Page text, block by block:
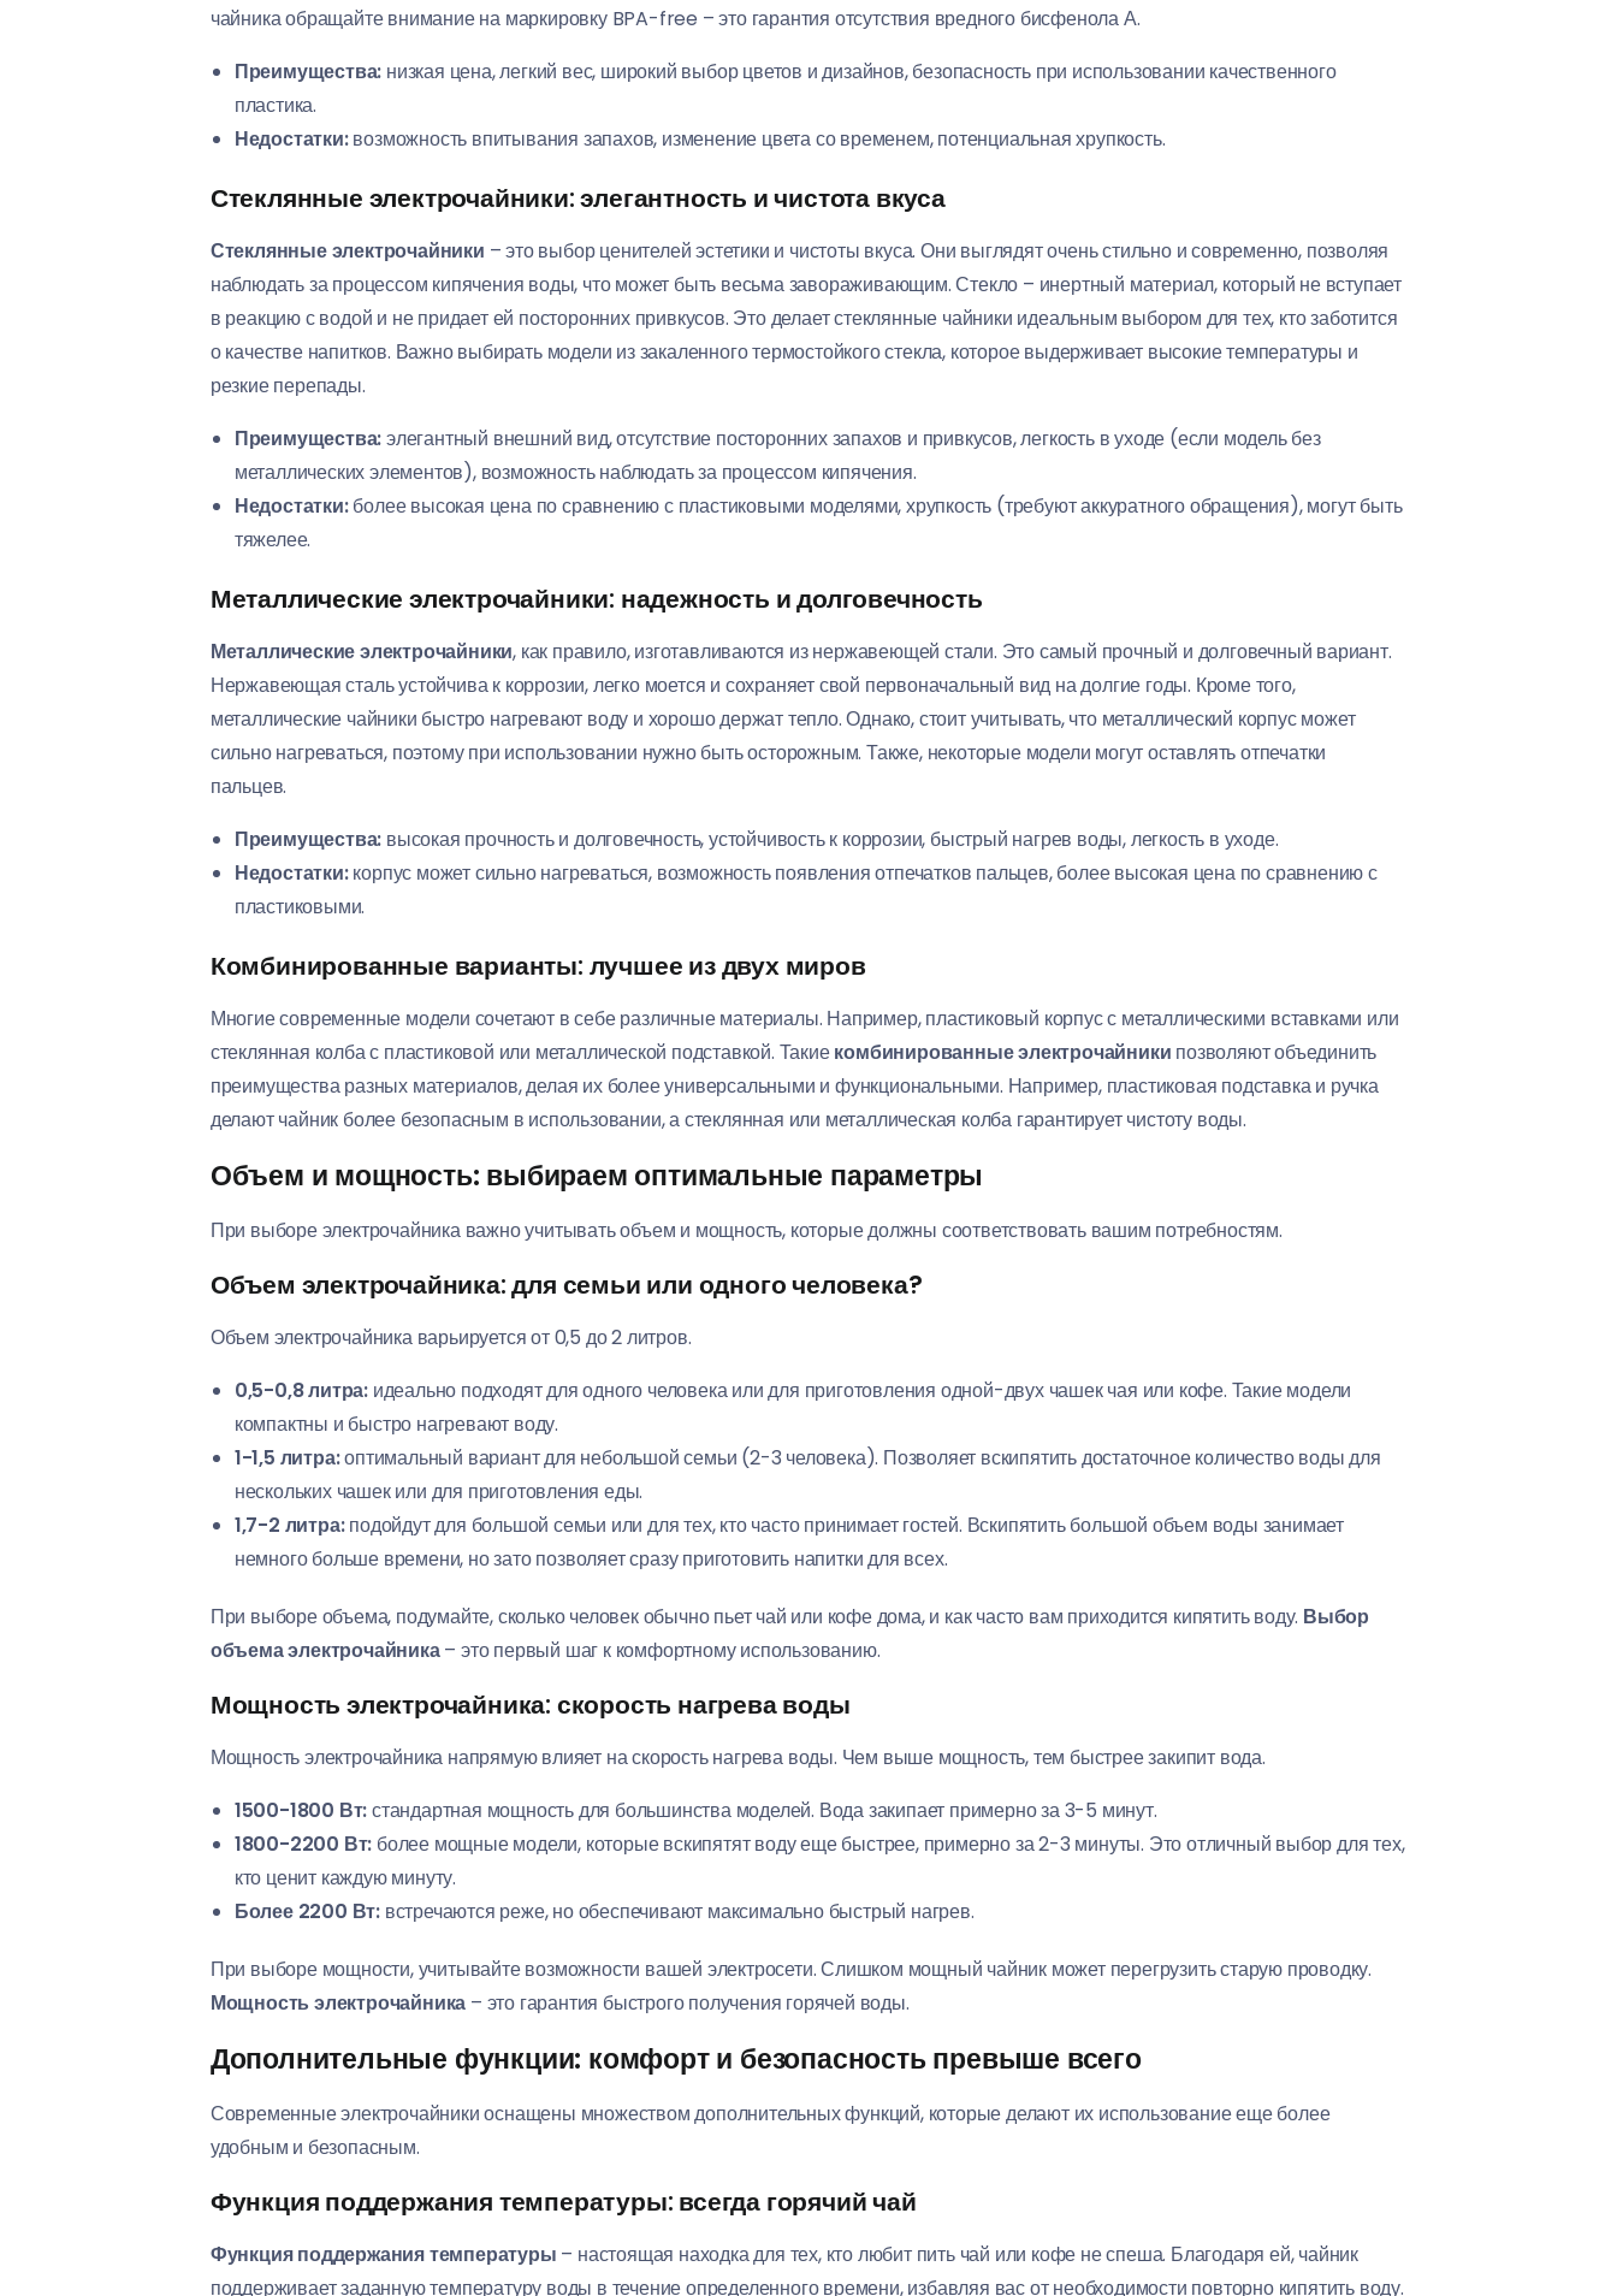
чайника обращайте внимание на маркировку BPA-free – это гарантия отсутствия вредного бисфенола А.
Преимущества: низкая цена, легкий вес, широкий выбор цветов и дизайнов, безопасность при использовании качественного
пластика.
Недостатки:возможность впитывания запахов, изменение цвета со временем, потенциальная хрупкость.
Стеклянные электрочайники: элегантность и чистота вкуса
Стеклянные электрочайники – это выбор ценителей эстетики и чистоты вкуса. Они выглядят очень стильно и современно, позволяя
наблюдать за процессом кипячения воды, что может быть весьма завораживающим. Стекло – инертный материал, который не вступает
в реакцию с водой и не придает ей посторонних привкусов. Это делает стеклянные чайники идеальным выбором для тех, кто заботится
о качестве напитков. Важно выбирать модели из закаленного термостойкого стекла, которое выдерживает высокие температуры и
резкие перепады.
Преимущества:элегантный внешний вид, отсутствие посторонних запахов и привкусов, легкость в уходе (если модель без
металлических элементов), возможность наблюдать за процессом кипячения.
Недостатки:более высокая цена по сравнению с пластиковыми моделями, хрупкость (требуют аккуратного обращения), могут быть
тяжелее.
Металлические электрочайники: надежность и долговечность
Металлические электрочайники, как правило, изготавливаются из нержавеющей стали. Это самый прочный и долговечный вариант.
Нержавеющая сталь устойчива к коррозии, легко моется и сохраняет свой первоначальный вид на долгие годы. Кроме того,
металлические чайники быстро нагревают воду и хорошо держат тепло. Однако, стоит учитывать, что металлический корпус может
сильно нагреваться, поэтому при использовании нужно быть осторожным. Также, некоторые модели могут оставлять отпечатки
пальцев.
Преимущества: высокая прочность и долговечность, устойчивость к коррозии, быстрый нагрев воды, легкость в уходе.
Недостатки:корпус может сильно нагреваться, возможность появления отпечатков пальцев, более высокая цена по сравнению с
пластиковыми.
Комбинированные варианты: лучшее из двух миров
Многие современные модели сочетают в себе различные материалы. Например, пластиковый корпус с металлическими вставками или
стеклянная колба с пластиковой или металлической подставкой. Такиекомбинированные электрочайники позволяют объединить
преимущества разных материалов, делая их более универсальными и функциональными. Например, пластиковая подставка и ручка
делают чайник более безопасным в использовании, а стеклянная или металлическая колба гарантирует чистоту воды.
Объем и мощность: выбираем оптимальные параметры
При выборе электрочайника важно учитывать объем и мощность, которые должны соответствовать вашим потребностям.
Объем электрочайника: для семьи или одного человека?
Объем электрочайника варьируется от 0,5 до 2 литров.
0,5-0,8 литра:идеально подходят для одного человека или для приготовления одной-двух чашек чая или кофе. Такие модели
компактны и быстро нагревают воду.
1-1,5 литра:оптимальный вариант для небольшой семьи (2-3 человека). Позволяет вскипятить достаточное количество воды для
нескольких чашек или для приготовления еды.
1,7-2 литра:подойдут для большой семьи или для тех, кто часто принимает гостей. Вскипятить большой объем воды занимает
немного больше времени, но зато позволяет сразу приготовить напитки для всех.
При выборе объема, подумайте, сколько человек обычно пьет чай или кофе дома, и как часто вам приходится кипятить воду. Выбор
объема электрочайника– это первый шаг к комфортному использованию.
Мощность электрочайника: скорость нагрева воды
Мощность электрочайника напрямую влияет на скорость нагрева воды. Чем выше мощность, тем быстрее закипит вода.
1500-1800 Вт:стандартная мощность для большинства моделей. Вода закипает примерно за 3-5 минут.
1800-2200 Вт: более мощные модели, которые вскипятят воду еще быстрее, примерно за 2-3 минуты. Это отличный выбор для тех,
кто ценит каждую минуту.
Более 2200 Вт:встречаются реже, но обеспечивают максимально быстрый нагрев.
При выборе мощности, учитывайте возможности вашей электросети. Слишком мощный чайник может перегрузить старую проводку.
Мощность электрочайника – это гарантия быстрого получения горячей воды.
Дополнительные функции: комфорт и безопасность превыше всего
Современные электрочайники оснащены множеством дополнительных функций, которые делают их использование еще более
удобным и безопасным.
Функция поддержания температуры: всегда горячий чай
Функция поддержания температуры – настоящая находка для тех, кто любит пить чай или кофе не спеша. Благодаря ей, чайник
поддерживает заданную температуру воды в течение определенного времени, избавляя вас от необходимости повторно кипятить воду.